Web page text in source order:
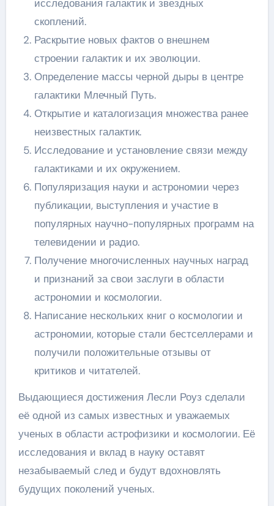
исследования галактик и звездных
скоплений.
Раскрытие новых фактов о внешнем
строении галактик и их эволюции.
Определение массы черной дыры в центре
галактики Млечный Путь.
Открытие и каталогизация множества ранее
неизвестных галактик.
Исследование и установление связи между
галактиками и их окружением.
Популяризация науки и астрономии через
публикации, выступления и участие в
популярных научно-популярных программ на
телевидении и радио.
Получение многочисленных научных наград
и признаний за свои заслуги в области
астрономии и космологии.
Написание нескольких книг о космологии и
астрономии, которые стали бестселлерами и
получили положительные отзывы от
критиков и читателей.
Выдающиеся достижения Лесли Роуз сделали
её одной из самых известных и уважаемых
ученых в области астрофизики и космологии. Её
исследования и вклад в науку оставят
незабываемый след и будут вдохновлять
будущих поколений ученых.